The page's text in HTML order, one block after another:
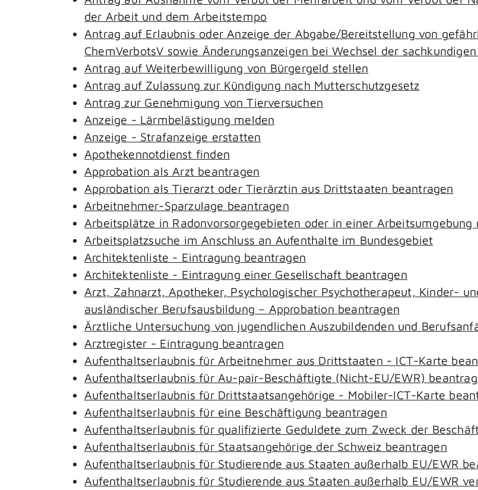
der Arbeit und dem Arbeitstempo
Antrag auf Erlaubnis oder Anzeige der Abgabe/Bereitstellung von
ChemVerbotsV sowie Änderungsanzeigen bei Wechsel der
Antrag auf Weiterbewilligung von Bürgergeld stellen
Antrag auf Zulassung zur Kündigung nach Mutterschutzgesetz
Antrag zur Genehmigung von Tierversuchen
Anzeige - Lärmbelästigung melden
Anzeige - Strafanzeige erstatten
Apothekennotdienst finden
Approbation als Arzt beantragen
Approbation als Tierarzt oder Tierärztin aus Drittstaaten beantragen
Arbeitnehmer-Sparzulage beantragen
Arbeitsplätze in Radonvorsorgegebieten oder in einer
Arbeitsplatzsuche im Anschluss an Aufenthalte im Bundesgebiet
Architektenliste - Eintragung beantragen
Architektenliste - Eintragung einer Gesellschaft beantragen
Arzt, Zahnarzt, Apotheker, Psychologischer Psychotherapeut, Kinder-
ausländischer Berufsausbildung – Approbation beantragen
Ärztliche Untersuchung von jugendlichen Auszubildenden und
Arztregister - Eintragung beantragen
Aufenthaltserlaubnis für Arbeitnehmer aus Drittstaaten - ICT-Karte
Aufenthaltserlaubnis für Au-pair-Beschäftigte (Nicht-EU/EWR)
Aufenthaltserlaubnis für Drittstaatsangehörige - Mobiler-ICT-Karte
Aufenthaltserlaubnis für eine Beschäftigung beantragen
Aufenthaltserlaubnis für qualifizierte Geduldete zum Zweck der
Aufenthaltserlaubnis für Staatsangehörige der Schweiz beantragen
Aufenthaltserlaubnis für Studierende aus Staaten außerhalb EU/EWR
Aufenthaltserlaubnis für Studierende aus Staaten außerhalb EU/EWR